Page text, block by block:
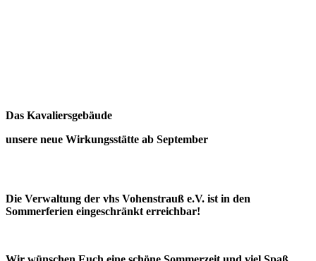
Das Kavaliersgebäude
unsere neue Wirkungsstätte ab September
Die Verwaltung der vhs Vohenstrauß e.V. ist in den
Sommerferien eingeschränkt erreichbar!